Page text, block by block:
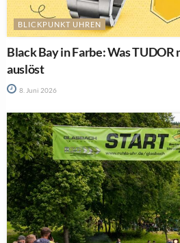
BLICKPUNKT UHREN
Black Bay in Farbe: Was TUDOR
auslöst
8. Juni 2026